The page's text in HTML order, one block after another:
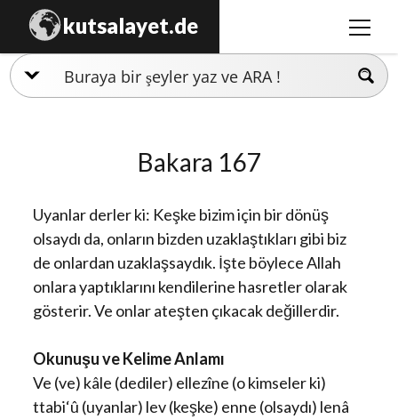
kutsalayet.de
menüyü
İslamiyet
Ezidilik
Hinduizm
Bakara 167
Uyanlar derler ki: Keşke bizim için bir dönüş
olsaydı da, onların bizden uzaklaştıkları gibi biz
de onlardan uzaklaşsaydık. İşte böylece Allah
onlara yaptıklarını kendilerine hasretler olarak
gösterir. Ve onlar ateşten çıkacak değillerdir.
Okunuşu ve Kelime Anlamı
Ve (ve) kâle (dediler) ellezîne (o kimseler ki)
ttabi‘û (uyanlar) lev (keşke) enne (olsaydı) lenâ